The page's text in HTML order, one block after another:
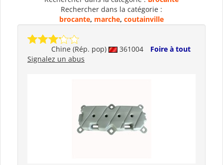
Rechercher dans la catégorie :
brocante, marche, coutainville
Chine (Rép. pop) 361004
Foire à tout
Signalez un abus